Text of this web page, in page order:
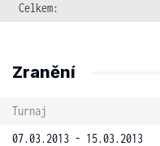
Celkem:
Zranění
Turnaj
07.03.2013 - 15.03.2013